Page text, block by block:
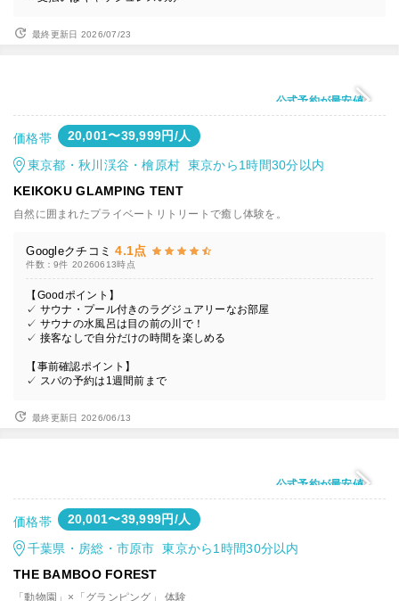
最終更新日 2026/07/23
公式予約が最安値
価格帯 20,001〜39,999円/人
東京都・秋川渓谷・檜原村 東京から1時間30分以内
KEIKOKU GLAMPING TENT
自然に囲まれたプライベートリトリートで癒し体験を。
Googleクチコミ 4.1点
件数：9件 20260613時点
【Goodポイント】
✓ サウナ・プール付きのラグジュアリーなお部屋
✓ サウナの水風呂は目の前の川で！
✓ 接客なしで自分だけの時間を楽しめる
【事前確認ポイント】
✓ スパの予約は1週間前まで
最終更新日 2026/06/13
公式予約が最安値
価格帯 20,001〜39,999円/人
千葉県・房総・市原市 東京から1時間30分以内
THE BAMBOO FOREST
「動物園」×「グランピング」 体験